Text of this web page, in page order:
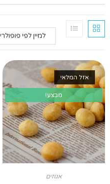
אזל המלאי
מבצע!
אגוזים